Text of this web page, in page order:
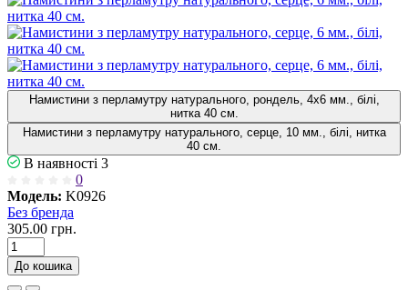
Намистини з перламутру натурального, рондель, 4х6 мм., білі,
нитка 40 см.
Намистини з перламутру натурального, серце, 10 мм., білі, нитка
40 см.
В наявності 3
0
Модель: K0926
Без бренда
305.00 грн.
До кошика